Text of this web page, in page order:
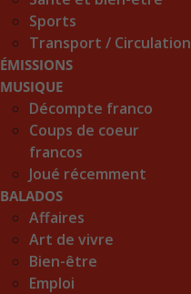
Sports
Transport / Circulation
ÉMISSIONS
MUSIQUE
Décompte franco
Coups de coeur
francos
Joué récemment
BALADOS
Affaires
Art de vivre
Bien-être
Emploi